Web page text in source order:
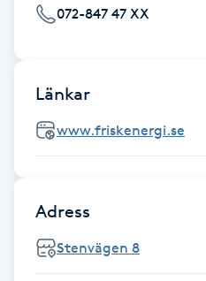
Frekvensterapi
Friskvårdsmassage
Frisör
Funktionsanalys
Färgning
072-847 47 XX
Länkar
www.friskenergi.se
Adress
Stenvägen 8